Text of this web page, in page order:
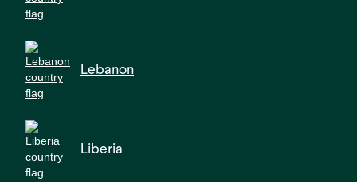
Lebanon
Liberia